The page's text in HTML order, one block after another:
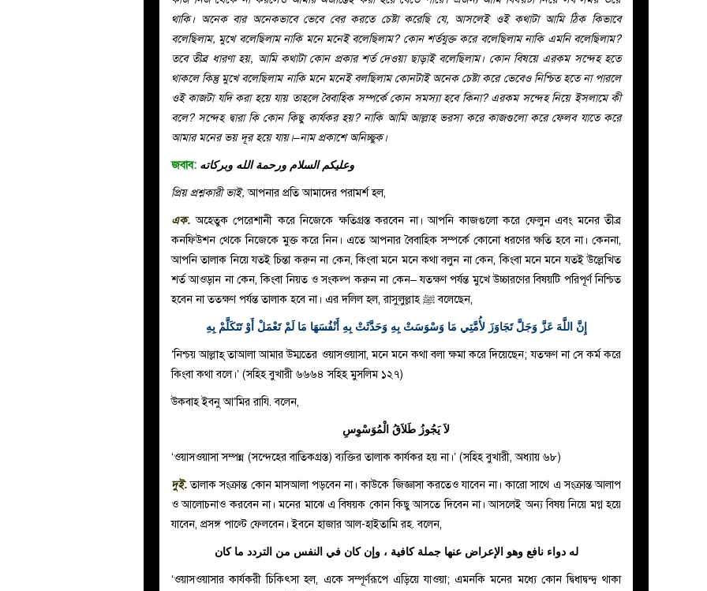
থাকি। অনেক বার অনেকভাবে ভেবে বের করতে চেষ্টা করেছি যে, আসলেই ওই কথাটা আমি ঠিক কিভাবে
বলেছিলাম, মুখে বলেছিলাম নাকি মনে মনেই বলেছিলাম? কোন শর্তযুক্ত করে বলেছিলাম নাকি এমনি বলেছিলাম?
তবে তীব্র ধারণা হয়, আমি কথাটা কোন প্রকার শর্ত দেওয়া ছাড়াই বলেছিলাম। কোন বিষয়ে এরকম সন্দেহ হতে
থাকলে কিন্তু মুখে বলেছিলাম নাকি মনে মনেই বলছিলাম কোনটাই অনেক চেষ্টা করে ভেবেও নিশ্চিত হতে না পারলে
ওই কাজটা যদি করা হয়ে যায় তাহলে বৈবাহিক সম্পর্কে কোন সমস্যা হবে কিনা? এরকম সন্দেহ নিয়ে ইসলামে কী
বলে? সন্দেহ দ্বারা কি কোন কিছু কার্যকর হয়? নাকি আমি আল্লাহ ভরসা করে কাজগুলো করে ফেলব যাতে করে
আমার মনের ভয় দূর হয়ে যায়।–নাম প্রকাশে অনিচ্ছুক।
জবাব: وعليكم السلام ورحمة الله وبركاته
প্রিয় প্রশ্নকারী ভাই,আপনার প্রতি আমাদের পরামর্শ হল,
এক.অহেতুক পেরেশানী করে নিজেকে ক্ষতিগ্রস্ত করবেন না। আপনি কাজগুলো করে ফেলুন এবং মনের তীব্র
কনফিউশন থেকে নিজেকে মুক্ত করে নিন। এতে আপনার বৈবাহিক সম্পর্কে কোনো ধরণের ক্ষতি হবে না। কেননা,
আপনি তালাক নিয়ে যতই চিন্তা করুন না কেন, কিংবা মনে মনে কথা বলুন না কেন, কিংবা মনে মনে যতই উল্লেখিত
শর্ত আওড়ান না কেন, কিংবা নিয়ত ও সংকল্প করুন না কেন– যতক্ষণ পর্যন্ত মুখে উচ্চারণের বিষয়টি পরিপূর্ণ নিশ্চিত
হবেন না ততক্ষণ পর্যন্ত তালাক হবে না। এর দলিল হল, রাসুলুল্লাহ
ﷺবলেছেন,
إِنَّ اللَّهَ عَزَّ وَجَلَّ تَجَاوَزَ لأُمَّتِي مَا وَسْوَسَتْ بِهِ وَحَدَّثَتْ بِهِ أَنْفُسَهَا مَا لَمْ تَعْمَلْ أَوْ تَتَكَلَّمْ بِهِ
‘নিশ্চয় আল্লাহ্‌ তাআলা আমার উম্মতের ওয়াসওয়াসা, মনে মনে কথা বলা ক্ষমা করে দিয়েছেন; যতক্ষণ না সে কর্ম করে
কিংবা কথা বলে।’ (সহিহ বুখারী ৬৬৬৪ সহিহ মুসলিম ১২৭)
উকবাহ ইবনু আ’মির রাযি. বলেন,
لاَ يَجُوزُ طَلاَقُ الْمُوَسْوِسِ
‘ওয়াসওয়াসা সম্পন্ন (সন্দেহের বাতিকগ্রস্ত) ব্যক্তির তালাক কার্যকর হয় না।’ (সহিহ বুখারী, অধ্যায় ৬৮)
দুই. তালাক সংক্রান্ত কোন মাসআলা পড়বেন না। কাউকে জিজ্ঞাসা করতেও যাবেন না। কারো সাথে এ সংক্রান্ত আলাপ
ও আলোচনাও করবেন না। মনের মাঝে এ বিষয়ক কোন কিছু আসতে দিবেন না। আসলেই অন্য বিষয় নিয়ে মগ্ন হয়ে
যাবেন, প্রসঙ্গ পাল্টে ফেলবেন। ইবনে হাজার আল-হাইতামি রহ. বলেন,
له دواء نافع وهو الإعراض عنها جملة كافية ، وإن كان في النفس من التردد ما كان
‘ওয়াসওয়াসার কার্যকরী চিকিৎসা হল, একে সম্পূর্ণরূপে এড়িয়ে যাওয়া; এমনকি মনের মধ্যে কোন দ্বিধাদ্বন্দ্ব থাকা